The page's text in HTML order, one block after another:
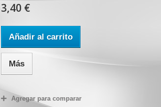
3,40 €
Añadir al carrito
Más
Agregar para comparar